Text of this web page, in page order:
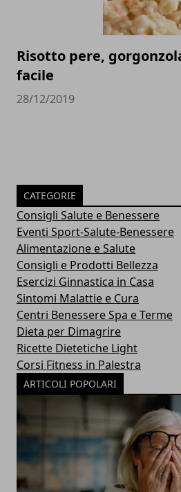
Risotto pere,
facile
28/12/2019
CATEGORIE
Consigli Salute e Benessere
Eventi Sport-Salute-Benessere
Alimentazione e Salute
Consigli e Prodotti Bellezza
Esercizi Ginnastica in Casa
Sintomi Malattie e Cura
Centri Benessere Spa e Terme
Dieta per Dimagrire
Ricette Dietetiche Light
Corsi Fitness in Palestra
ARTICOLI POPOLARI